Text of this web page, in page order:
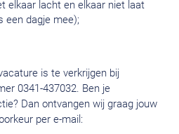
elkaar lacht en elkaar niet laat
een dagje mee);
is te verkrijgen bij
0341-437032. Ben je
Dan ontvangen wij graag jouw
per e-mail: